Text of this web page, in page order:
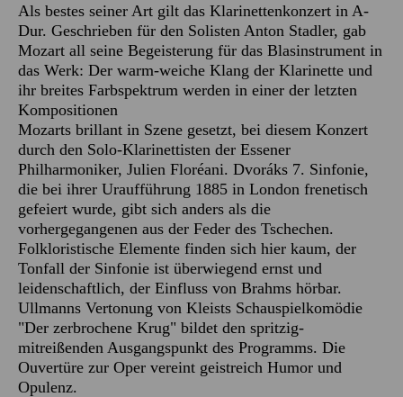
Als bestes seiner Art gilt das Klarinettenkonzert in A-
Dur. Geschrieben für den Solisten Anton Stadler, gab
Mozart all seine Begeisterung für das Blasinstrument in
das Werk: Der warm-weiche Klang der Klarinette und
ihr breites Farbspektrum werden in einer der letzten
Kompositionen
Mozarts brillant in Szene gesetzt, bei diesem Konzert
durch den Solo-Klarinettisten der Essener
Philharmoniker, Julien Floréani. Dvoráks 7. Sinfonie,
die bei ihrer Uraufführung 1885 in London frenetisch
gefeiert wurde, gibt sich anders als die
vorhergegangenen aus der Feder des Tschechen.
Folkloristische Elemente finden sich hier kaum, der
Tonfall der Sinfonie ist überwiegend ernst und
leidenschaftlich, der Einfluss von Brahms hörbar.
Ullmanns Vertonung von Kleists Schauspielkomödie
"Der zerbrochene Krug" bildet den spritzig-
mitreißenden Ausgangspunkt des Programms. Die
Ouvertüre zur Oper vereint geistreich Humor und
Opulenz.